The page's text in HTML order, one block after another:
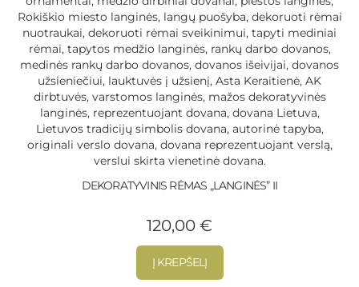
DEKORATYVINIS RĖMAS „LANGINĖS” II
120,00 €
Į KREPŠELĮ